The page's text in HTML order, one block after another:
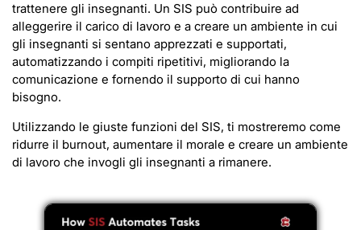
trattenere gli insegnanti. Un SIS può contribuire ad
alleggerire il carico di lavoro e a creare un ambiente in cui
gli insegnanti si sentano apprezzati e supportati,
automatizzando i compiti ripetitivi, migliorando la
comunicazione e fornendo il supporto di cui hanno
bisogno.
Utilizzando le giuste funzioni del SIS, ti mostreremo come
ridurre il burnout, aumentare il morale e creare un ambiente
di lavoro che invogli gli insegnanti a rimanere.